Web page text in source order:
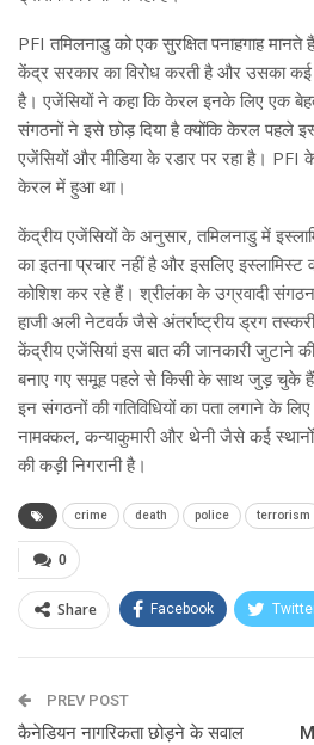
PFI तमिलनाडु को एक सुरक्षित पनाहगाह
केंद्र सरकार का विरोध करती है और उसका कई
है। एजेंसियों ने कहा कि केरल इनके लिए एक
संगठनों ने इसे छोड़ दिया है क्योंकि केरल पहले
एजेंसियों और मीडिया के रडार पर रहा है।
केरल में हुआ था।
केंद्रीय एजेंसियों के अनुसार, तमिलनाडु में
का इतना प्रचार नहीं है और इसलिए
कोशिश कर रहे हैं। श्रीलंका के उग्रवादी
हाजी अली नेटवर्क जैसे अंतर्राष्ट्रीय ड्रग
केंद्रीय एजेंसियां ​​इस बात की जानकारी जुटाने
बनाए गए समूह पहले से किसी के साथ जुड़ चुके
इन संगठनों की गतिविधियों का पता लगाने के
नामक्कल, कन्याकुमारी और थेनी जैसे कई
की कड़ी निगरानी है।
crime death police terrorism
0
Share Facebook
Email
PREV POST
कैनेडियन नागरिकता छोड़ने के सवाल